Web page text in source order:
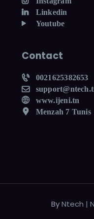
Linkedin
Youtube
Contact
0021625382653
www.ijeni.tn
Menzah 7 Tunis
ByNtech |